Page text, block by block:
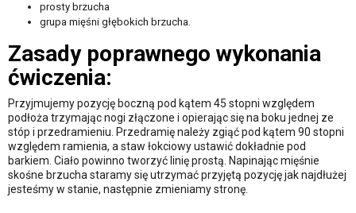
prosty brzucha
grupa mięśni głębokich brzucha.
Zasady poprawnego wykonania
ćwiczenia:
Przyjmujemy pozycję boczną pod kątem 45 stopni względem
podłoża trzymając nogi złączone i opierając się na boku jednej ze
stóp i przedramieniu. Przedramię należy zgiąć pod kątem 90 stopni
względem ramienia, a staw łokciowy ustawić dokładnie pod
barkiem. Ciało powinno tworzyć linię prostą. Napinając mięśnie
skośne brzucha staramy się utrzymać przyjętą pozycję jak najdłużej
jesteśmy w stanie, następnie zmieniamy stronę.